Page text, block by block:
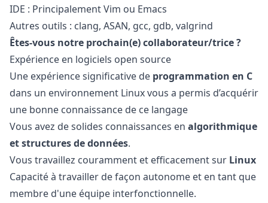
IDE : Principalement Vim ou Emacs
Autres outils : clang, ASAN, gcc, gdb, valgrind
Êtes-vous notre prochain(e) collaborateur/trice ?
Expérience en logiciels open source
Une expérience significative de programmation en C
dans un environnement Linux vous a permis d’acquérir
une bonne connaissance de ce langage
Vous avez de solides connaissances en algorithmique
et structures de données.
Vous travaillez couramment et efficacement sur Linux
Capacité à travailler de façon autonome et en tant que
membre d'une équipe interfonctionnelle.